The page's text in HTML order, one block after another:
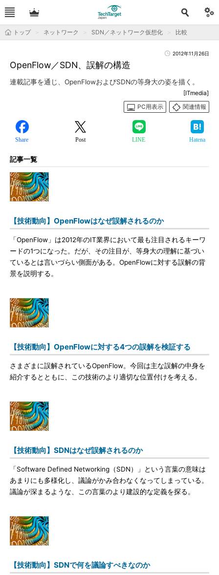
トップ ネットワーク SDN／ネットワーク仮想化 比較
2012年11月26日
OpenFlow／SDN、誤解の構造
連載記事を通じ、OpenFlowおよびSDNの等身大の姿を描く。
[ITmedia]
PC用表示
関連情報
Share Post LINE Hatena
記事一覧
【技術動向】OpenFlowはなぜ誤解されるのか
「OpenFlow」は2012年のIT業界において最も注目されるキーワ
ードの1つになった。だが、その注目が、等身大の理解に基づい
ているとは言いづらい側面がある。OpenFlowに対する誤解の背
景を説明する。
【技術動向】OpenFlowに対する4つの誤解を検証する
さまざまに誤解されているOpenFlow。今回は主な誤解の中身を
紹介するとともに、この技術のより適切な位置付けを考える。
【技術動向】SDNはなぜ誤解されるのか
「Software Defined Networking（SDN）」という言葉の意味は
あまりにも多様化し、議論がかみ合わなくなってしまっている。
議論が深まるような、この言葉のより建設的な定義を探る。
【技術動向】SDNで何を議論すべきなのか